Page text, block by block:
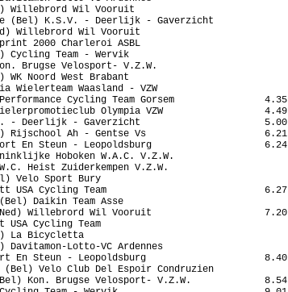
Willebrord Wil Vooruit
(Bel) K.S.V. - Deerlijk - Gaverzicht
Willebrord Wil Vooruit
2000 Charleroi ASBL
Cycling Team - Wervik
Brugse Velosport- V.Z.W.
Noord West Brabant
Wielerteam Waasland - VZW
Performance Cycling Team Gorsem                4.35
Olympia VZW                  4.49
- Deerlijk - Gaverzicht                      5.00
Rijschool Ah - Gentse Vs                     6.21
En Steun - Leopoldsburg                    6.24
Hoboken W.A.C. V.Z.W.
Heist Zuiderkempen V.Z.W.
Velo Sport Bury
USA Cycling Team                            6.27
Daikin Team Asse
(Ned) Willebrord Wil Vooruit                    7.20
Cycling Team
La Bicycletta
Davitamon-Lotto-VC Ardennes
En Steun - Leopoldsburg                     8.40
(Bel) Velo Club Del Espoir Condruzien
(Bel) Kon. Brugse Velosport- V.Z.W.             8.54